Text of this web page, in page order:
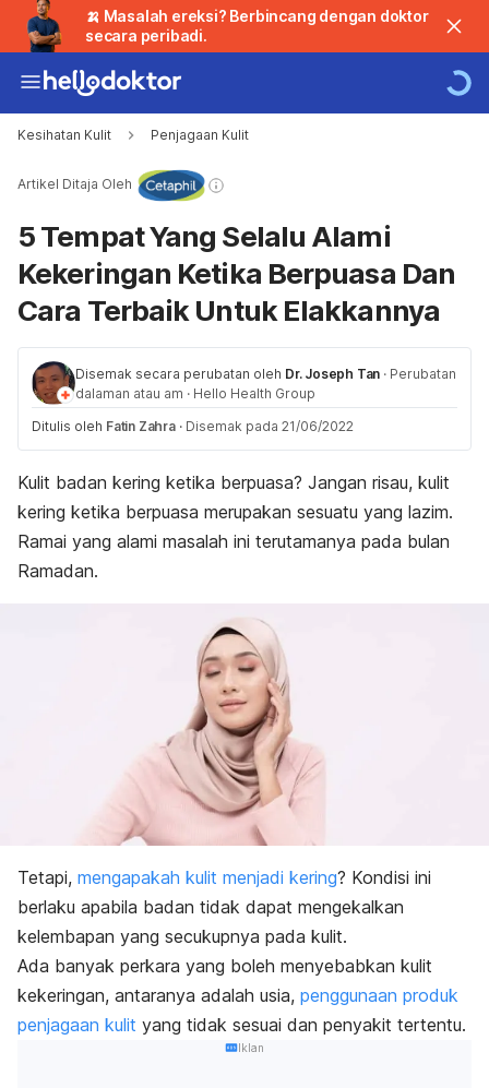
🍌 Masalah ereksi? Berbincang dengan doktor
secara peribadi.
Kesihatan Kulit Penjagaan Kulit
Artikel Ditaja Oleh
5 Tempat Yang Selalu Alami
Kekeringan Ketika Berpuasa Dan
Cara Terbaik Untuk Elakkannya
Disemak secara perubatan oleh Dr. Joseph Tan · Perubatan
dalaman atau am · Hello Health Group
Ditulis oleh Fatin Zahra · Disemak pada 21/06/2022
Kulit badan kering ketika berpuasa? Jangan risau, kulit
kering ketika berpuasa merupakan sesuatu yang lazim.
Ramai yang alami masalah ini terutamanya pada bulan
Ramadan.
Tetapi, mengapakah kulit menjadi kering? Kondisi ini
berlaku apabila badan tidak dapat mengekalkan
kelembapan yang secukupnya pada kulit.
Ada banyak perkara yang boleh menyebabkan kulit
kekeringan, antaranya adalah usia, penggunaan produk
penjagaan kulit yang tidak sesuai dan penyakit tertentu.
Iklan